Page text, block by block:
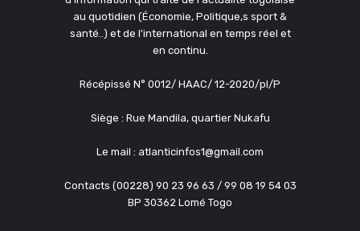
au quotidien (Économie, Politique,s sport &
santé..) et de l'international en temps réel et
en continu.
Récépissé N° 0012/ HAAC/ 12-2020/pl/P
Siège : Rue Mandila, quartier Nukafu
Le mail : atlanticinfos1@gmail.com
Contacts (00228) 90 23 96 63 / 99 08 19 54 03
BP 30362 Lomé Togo